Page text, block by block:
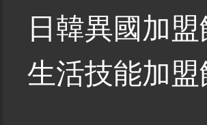
日韓異國加盟
生活技能加盟